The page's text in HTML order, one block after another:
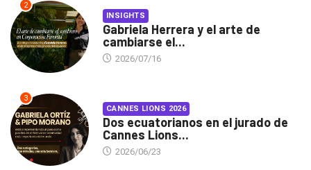
2
INSIGHTS
Gabriela Herrera y el arte de
cambiarse el...
2026/07/16
3
CANNES LIONS 2026
Dos ecuatorianos en el jurado de
Cannes Lions...
2026/06/23